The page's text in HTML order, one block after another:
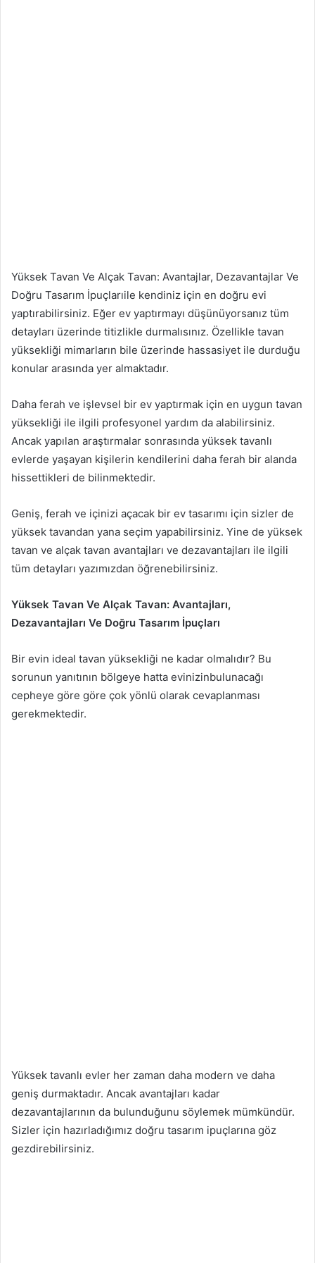
Yüksek Tavan Ve Alçak Tavan: Avantajlar, Dezavantajlar Ve
Doğru Tasarım İpuçlarıile kendiniz için en doğru evi
yaptırabilirsiniz. Eğer ev yaptırmayı düşünüyorsanız tüm
detayları üzerinde titizlikle durmalısınız. Özellikle tavan
yüksekliği mimarların bile üzerinde hassasiyet ile durduğu
konular arasında yer almaktadır.
Daha ferah ve işlevsel bir ev yaptırmak için en uygun tavan
yüksekliği ile ilgili profesyonel yardım da alabilirsiniz.
Ancak yapılan araştırmalar sonrasında yüksek tavanlı
evlerde yaşayan kişilerin kendilerini daha ferah bir alanda
hissettikleri de bilinmektedir.
Geniş, ferah ve içinizi açacak bir ev tasarımı için sizler de
yüksek tavandan yana seçim yapabilirsiniz. Yine de yüksek
tavan ve alçak tavan avantajları ve dezavantajları ile ilgili
tüm detayları yazımızdan öğrenebilirsiniz.
Yüksek Tavan Ve Alçak Tavan: Avantajları,
Dezavantajları Ve Doğru Tasarım İpuçları
Bir evin ideal tavan yüksekliği ne kadar olmalıdır? Bu
sorunun yanıtının bölgeye hatta evinizinbulunacağı
cepheye göre göre çok yönlü olarak cevaplanması
gerekmektedir.
Yüksek tavanlı evler her zaman daha modern ve daha
geniş durmaktadır. Ancak avantajları kadar
dezavantajlarının da bulunduğunu söylemek mümkündür.
Sizler için hazırladığımız doğru tasarım ipuçlarına göz
gezdirebilirsiniz.